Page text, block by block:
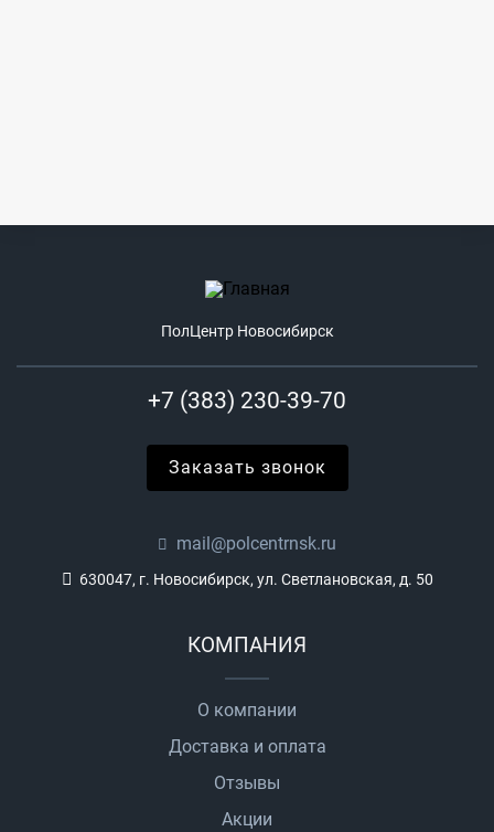
ПолЦентр Новосибирск
+7 (383) 230-39-70
Заказать звонок
mail@polcentrnsk.ru
630047, г. Новосибирск, ул. Светлановская, д. 50
КОМПАНИЯ
О компании
Доставка и оплата
Отзывы
Акции